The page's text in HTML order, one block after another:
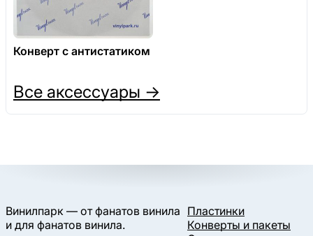
Конверт с антистатиком
Все аксессуары →
Винилпарк — от фанатов винила
и для фанатов винила.
Пластинки
Конверты и пакеты